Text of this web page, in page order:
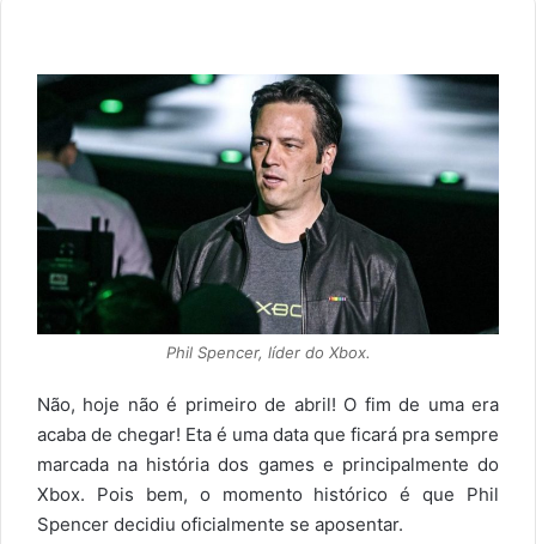
Phil Spencer, líder do Xbox.
Não, hoje não é primeiro de abril! O fim de uma era
acaba de chegar! Eta é uma data que ficará pra sempre
marcada na história dos games e principalmente do
Xbox. Pois bem, o momento histórico é que Phil
Spencer decidiu oficialmente se aposentar.